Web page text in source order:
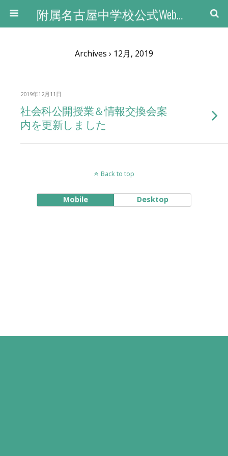
附属名古屋中学校公式Webサイト
Archives › 12月, 2019
2019年12月11日
社会科公開授業＆情報交換会案
内を更新しました
Back to top
Mobile Desktop